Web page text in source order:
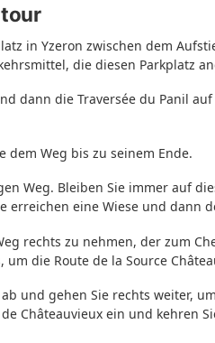
in Yzeron zwischen dem
die diesen Parkplatz
dann die Traversée du Panil
dem Weg bis zu seinem Ende.
Weg. Bleiben Sie immer auf
erreichen eine Wiese und dann
rechts zu nehmen, der zum
die Route de la Source
und gehen Sie rechts weiter,
Châteauvieux ein und kehren